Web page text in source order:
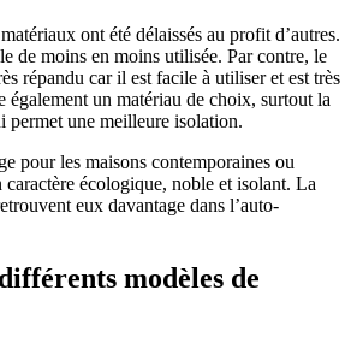
ont été délaissés au profit d’autres.
de moins en moins utilisée. Par contre, le
répandu car il est facile à utiliser et est très
également un matériau de choix, surtout la
permet une meilleure isolation.
pour les maisons contemporaines ou
caractère écologique, noble et isolant. La
eux davantage dans l’auto-
modèles de